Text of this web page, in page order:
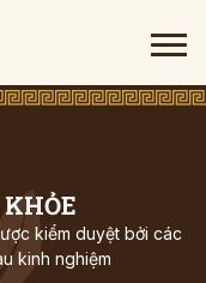
kiểm duyệt bởi các
kinh nghiệm